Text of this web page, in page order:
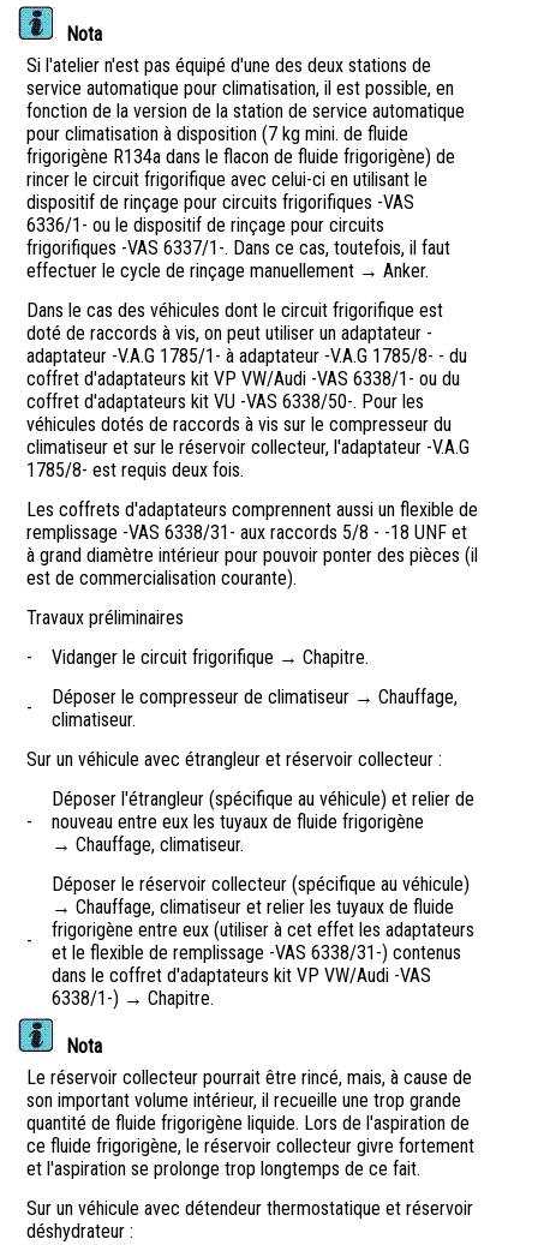
Nota
Si l'atelier n'est pas équipé d'une des deux stations de
service automatique pour climatisation, il est possible, en
fonction de la version de la station de service automatique
pour climatisation à disposition (7 kg mini. de fluide
frigorigène R134a dans le flacon de fluide frigorigène) de
rincer le circuit frigorifique avec celui-ci en utilisant le
dispositif de rinçage pour circuits frigorifiques -VAS
6336/1- ou le dispositif de rinçage pour circuits
frigorifiques -VAS 6337/1-. Dans ce cas, toutefois, il faut
effectuer le cycle de rinçage manuellement → Anker.
Dans le cas des véhicules dont le circuit frigorifique est
doté de raccords à vis, on peut utiliser un adaptateur -
adaptateur -V.A.G 1785/1- à adaptateur -V.A.G 1785/8- - du
coffret d'adaptateurs kit VP VW/Audi -VAS 6338/1- ou du
coffret d'adaptateurs kit VU -VAS 6338/50-. Pour les
véhicules dotés de raccords à vis sur le compresseur du
climatiseur et sur le réservoir collecteur, l'adaptateur -V.A.G
1785/8- est requis deux fois.
Les coffrets d'adaptateurs comprennent aussi un flexible de
remplissage -VAS 6338/31- aux raccords 5/8 - -18 UNF et
à grand diamètre intérieur pour pouvoir ponter des pièces (il
est de commercialisation courante).
Travaux préliminaires
-
Vidanger le circuit frigorifique → Chapitre.
-
Déposer le compresseur de climatiseur → Chauffage,
climatiseur.
Sur un véhicule avec étrangleur et réservoir collecteur :
-
Déposer l'étrangleur (spécifique au véhicule) et relier de
nouveau entre eux les tuyaux de fluide frigorigène
→ Chauffage, climatiseur.
-
Déposer le réservoir collecteur (spécifique au véhicule)
→ Chauffage, climatiseur et relier les tuyaux de fluide
frigorigène entre eux (utiliser à cet effet les adaptateurs
et le flexible de remplissage -VAS 6338/31-) contenus
dans le coffret d'adaptateurs kit VP VW/Audi -VAS
6338/1-) → Chapitre.
Nota
Le réservoir collecteur pourrait être rincé, mais, à cause de
son important volume intérieur, il recueille une trop grande
quantité de fluide frigorigène liquide. Lors de l'aspiration de
ce fluide frigorigène, le réservoir collecteur givre fortement
et l'aspiration se prolonge trop longtemps de ce fait.
Sur un véhicule avec détendeur thermostatique et réservoir
déshydrateur :